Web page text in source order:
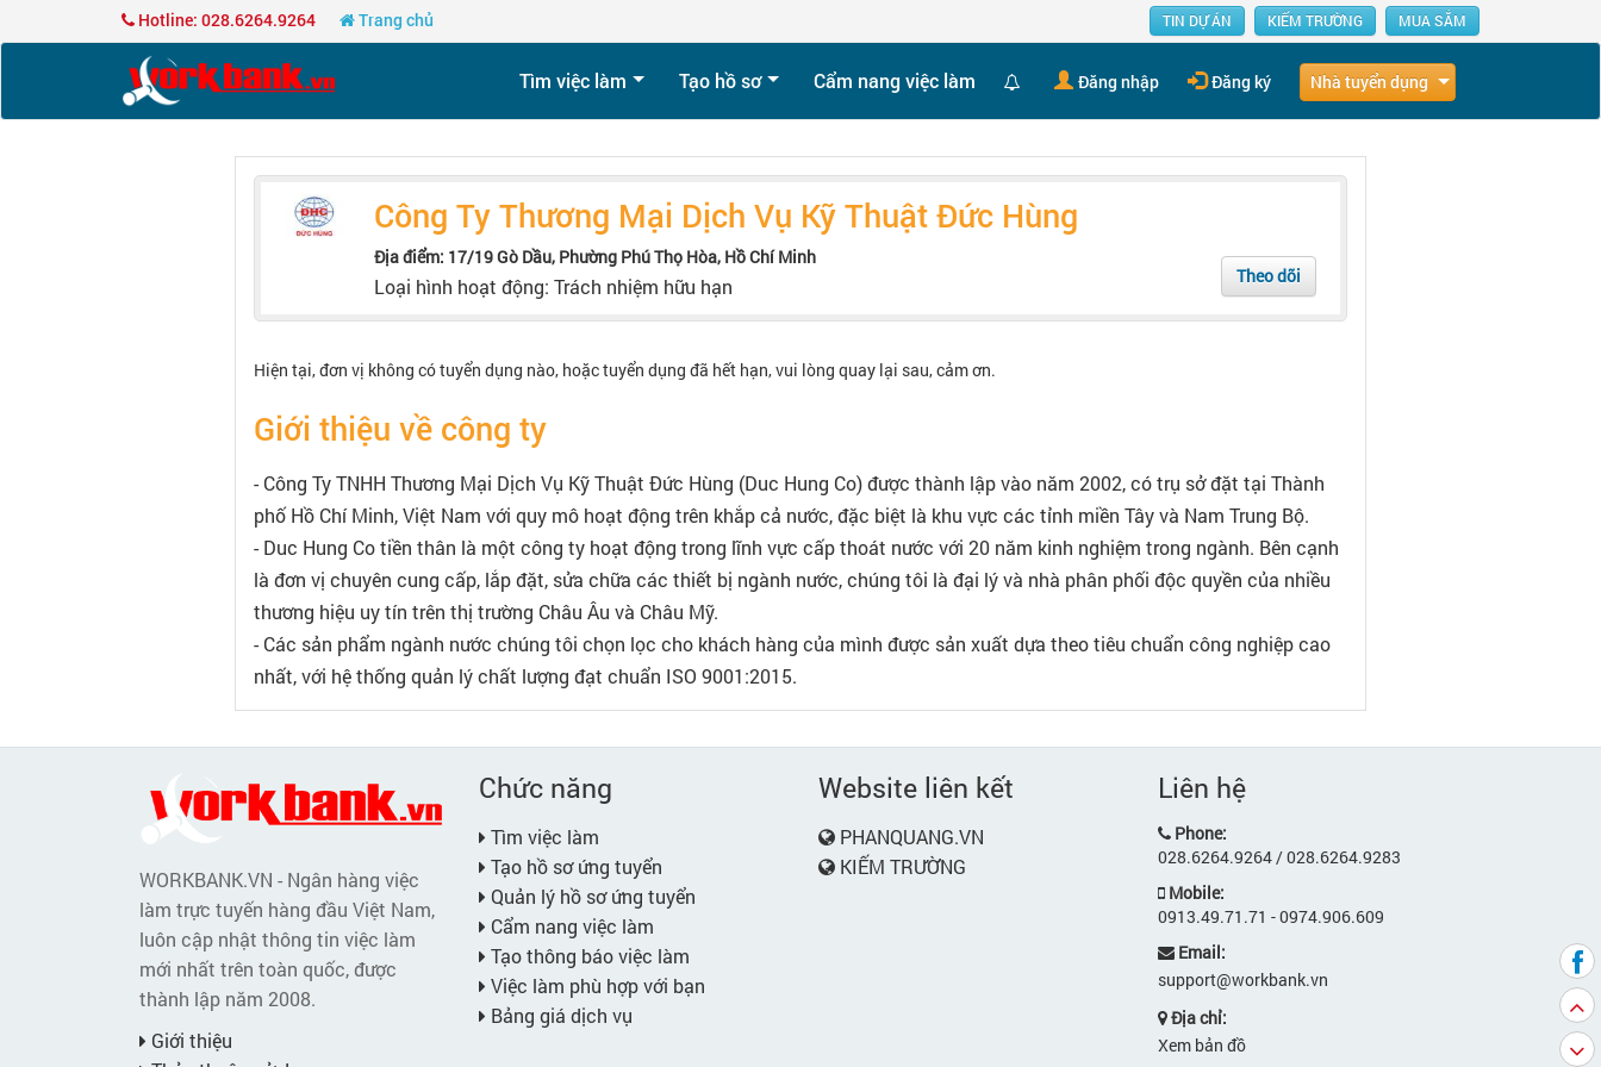
Hotline: 028.6264.9264 Trang chủ TIN DỰ ÁN KIẾM TRƯỜNG MUA SẮM
Tìm việc làm Tạo hồ sơ Cẩm nang việc làm Đăng nhập Đăng ký Nhà tuyển dụng
Công Ty Thương Mại Dịch Vụ Kỹ Thuật Đức Hùng
Địa điểm: 17/19 Gò Dầu, Phường Phú Thọ Hòa, Hồ Chí Minh
Loại hình hoạt động: Trách nhiệm hữu hạn Theo dõi
Hiện tại, đơn vị không có tuyển dụng nào, hoặc tuyển dụng đã hết hạn, vui lòng quay lại sau, cảm ơn.
Giới thiệu về công ty
- Công Ty TNHH Thương Mại Dịch Vụ Kỹ Thuật Đức Hùng (Duc Hung Co) được thành lập vào năm 2002, có trụ sở đặt tại Thành
phố Hồ Chí Minh, Việt Nam với quy mô hoạt động trên khắp cả nước, đặc biệt là khu vực các tỉnh miền Tây và Nam Trung Bộ.
- Duc Hung Co tiền thân là một công ty hoạt động trong lĩnh vực cấp thoát nước với 20 năm kinh nghiệm trong ngành. Bên cạnh
là đơn vị chuyên cung cấp, lắp đặt, sửa chữa các thiết bị ngành nước, chúng tôi là đại lý và nhà phân phối độc quyền của nhiều
thương hiệu uy tín trên thị trường Châu Âu và Châu Mỹ.
- Các sản phẩm ngành nước chúng tôi chọn lọc cho khách hàng của mình được sản xuất dựa theo tiêu chuẩn công nghiệp cao
nhất, với hệ thống quản lý chất lượng đạt chuẩn ISO 9001:2015.
WORKBANK.VN - Ngân hàng việc
làm trực tuyến hàng đầu Việt Nam,
luôn cập nhật thông tin việc làm
mới nhất trên toàn quốc, được
thành lập năm 2008.
Giới thiệu
Chức năng
Tìm việc làm
Tạo hồ sơ ứng tuyển
Quản lý hồ sơ ứng tuyển
Cẩm nang việc làm
Tạo thông báo việc làm
Việc làm phù hợp với bạn
Bảng giá dịch vụ
Website liên kết
PHANQUANG.VN
KIẾM TRƯỜNG
Liên hệ
Phone:
028.6264.9264 / 028.6264.9283
Mobile:
0913.49.71.71 - 0974.906.609
Email:
support@workbank.vn
Địa chỉ:
Xem bản đồ